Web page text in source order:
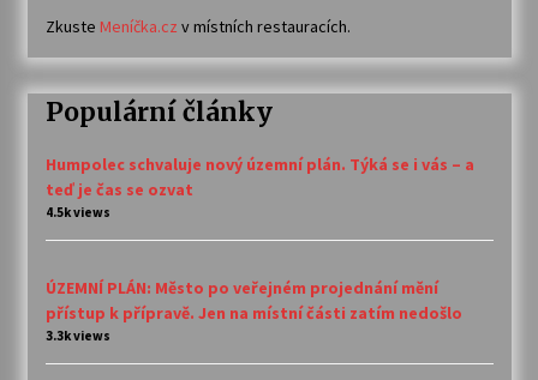
Zkuste Meníčka.cz v místních restauracích.
Populární články
Humpolec schvaluje nový územní plán. Týká se i vás – a
teď je čas se ozvat
4.5k views
ÚZEMNÍ PLÁN: Město po veřejném projednání mění
přístup k přípravě. Jen na místní části zatím nedošlo
3.3k views